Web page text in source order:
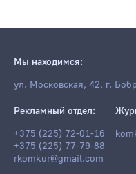
Мы находимся:
ул. Московская, 42, г.
Рекламный отдел:
+375 (225) 72-01-16
+375 (225) 77-79-88
rkomkur@gmail.com